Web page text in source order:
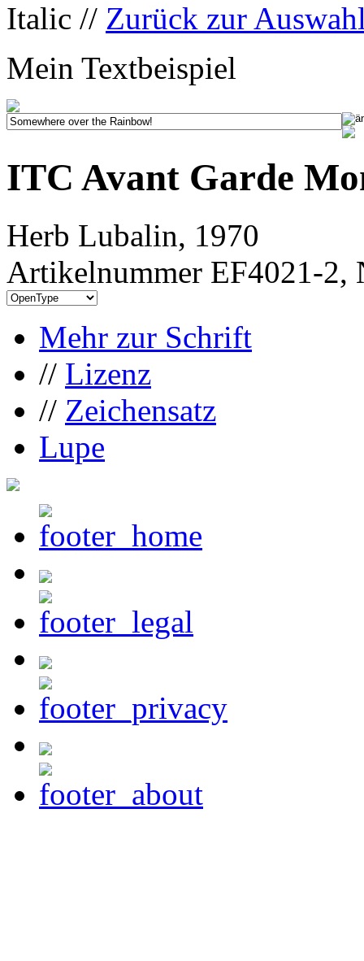
Italic // Zurück zur
Mein Textbeispiel
ITC Avant Garde
Herb Lubalin, 1970
Artikelnummer EF4021-2,
Mehr zur Schrift
// Lizenz
// Zeichensatz
Lupe